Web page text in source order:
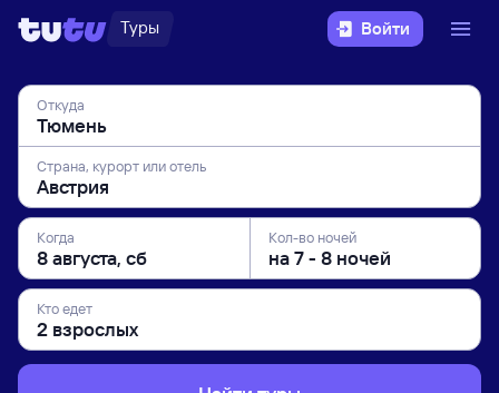
Туры Войти
Откуда
Страна, курорт или отель
Когда Кол-во ночей
Кто едет